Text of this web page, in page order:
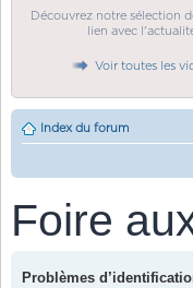
Découvrez notre sélection
lien avec
Voir toutes les
Index du forum
Foire
Problèmes